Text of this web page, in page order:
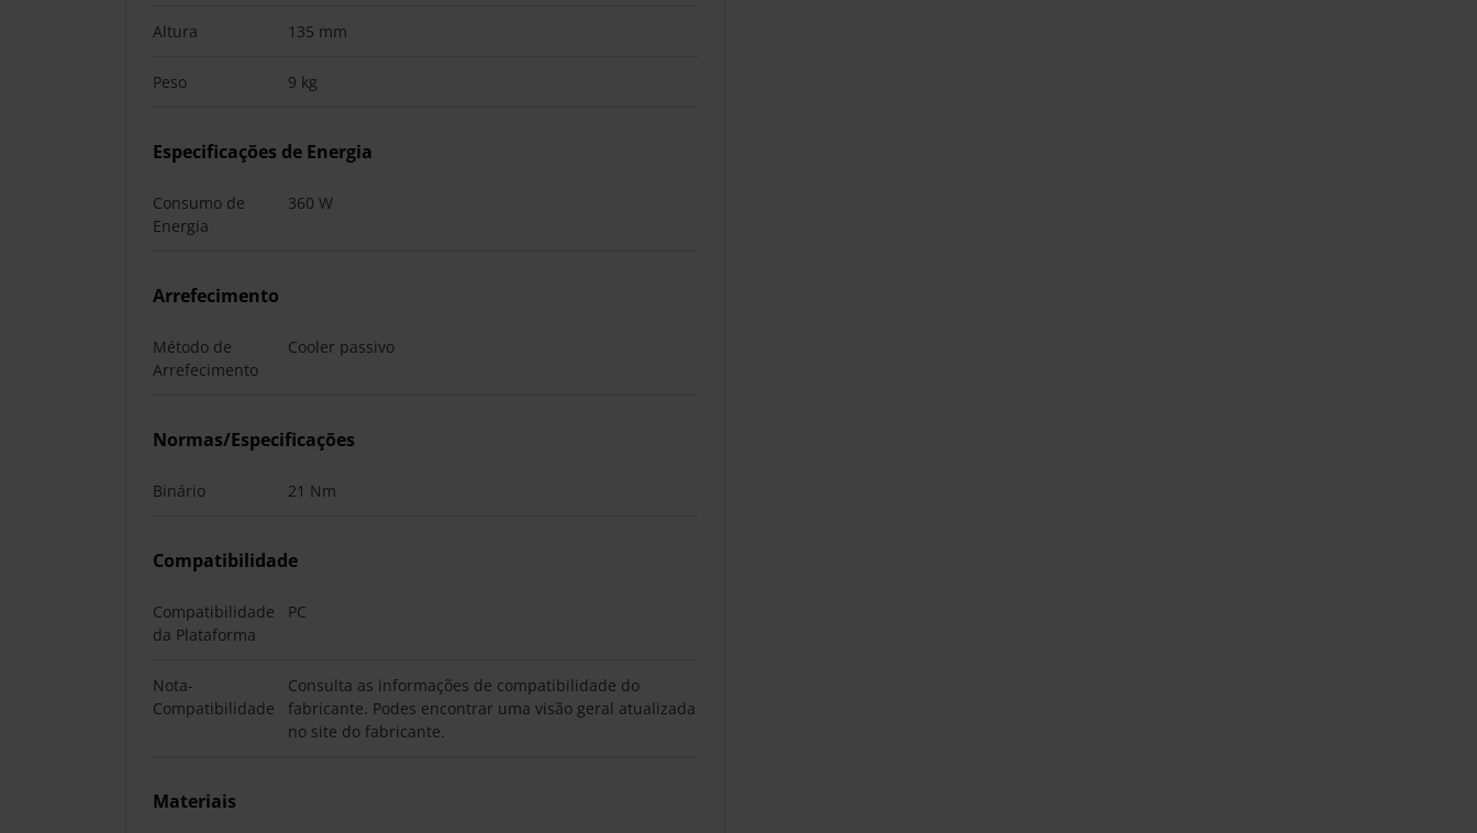
Altura 135 mm
Peso 9 kg
Especificações de Energia
Consumo de
Energia
360 W
Arrefecimento
Método de
Arrefecimento
Cooler passivo
Normas/Especificações
Binário 21 Nm
Compatibilidade
Compatibilidade
da Plataforma
PC
Nota-
Compatibilidade
Consulta as informações de compatibilidade do
fabricante. Podes encontrar uma visão geral atualizada
no site do fabricante.
Materiais